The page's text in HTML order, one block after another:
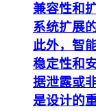
兼容性和
系统扩展
此外，智
稳定性和
据泄露或
是设计的